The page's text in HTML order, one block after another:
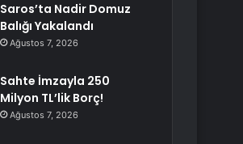
Saros’ta Nadir Domuz
Balığı Yakalandı
Ağustos 7, 2026
Sahte İmzayla 250
Milyon TL’lik Borç!
Ağustos 7, 2026